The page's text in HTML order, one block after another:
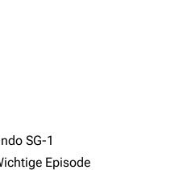
SG-1
Episode